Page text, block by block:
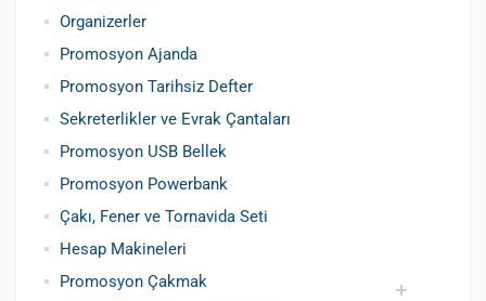
Organizerler
Promosyon Ajanda
Promosyon Tarihsiz Defter
Sekreterlikler ve Evrak Çantaları
Promosyon USB Bellek
Promosyon Powerbank
Çakı, Fener ve Tornavida Seti
Hesap Makineleri
Promosyon Çakmak